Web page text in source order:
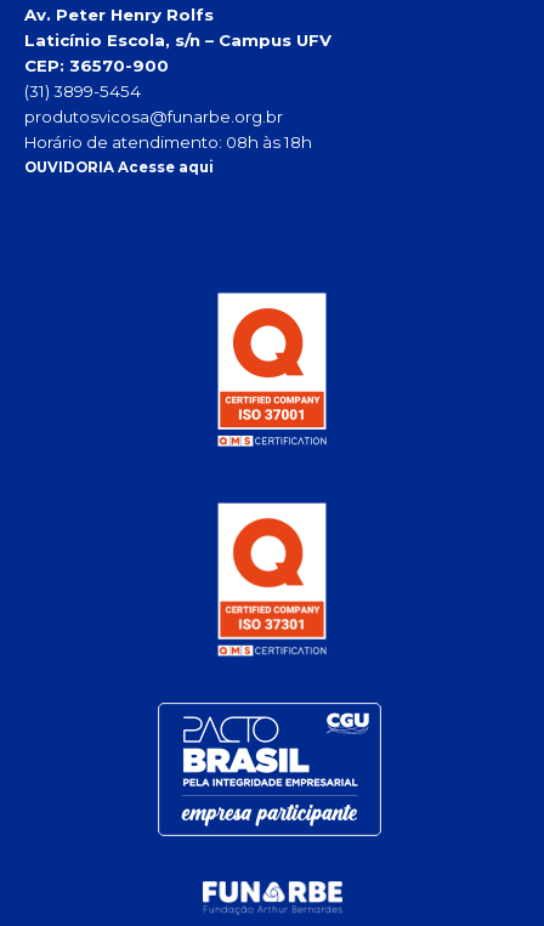
Av. Peter Henry Rolfs
Laticínio Escola, s/n – Campus UFV
CEP: 36570-900
(31) 3899-5454
produtosvicosa@funarbe.org.br
Horário de atendimento: 08h às 18h
OUVIDORIA Acesse aqui